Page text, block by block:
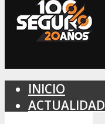
INICIO
ACTUALIDAD